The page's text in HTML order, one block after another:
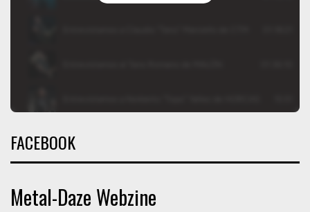
FACEBOOK
Metal-Daze Webzine